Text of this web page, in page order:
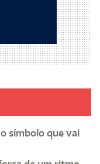
símbolo que vai